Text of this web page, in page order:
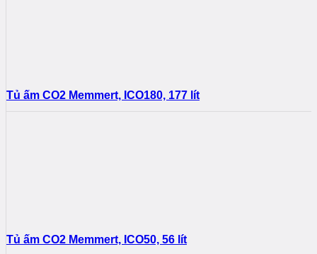
Tủ ấm CO2 Memmert, ICO180, 177 lít
Tủ ấm CO2 Memmert, ICO50, 56 lít